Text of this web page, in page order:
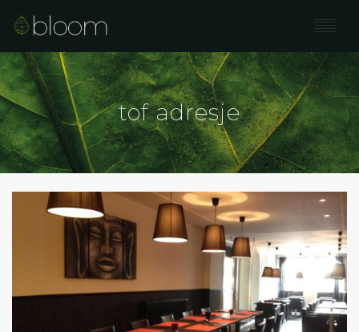
WELLNESS
BEAUTY
MASSAGE
HUIDVERBETERING
ARRANGEMENTEN
BLOG & TIPS
tof adresje